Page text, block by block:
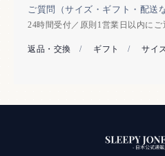
ご質問（サイズ・ギフト・配送
24時間受付／原則1営業日以内にご
返品・交換 / ギフト / サイ